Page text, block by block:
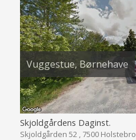
Vuggestue, Børnehave
Skjoldgårdens Daginst.
Skjoldgården 52 , 7500 Holstebro